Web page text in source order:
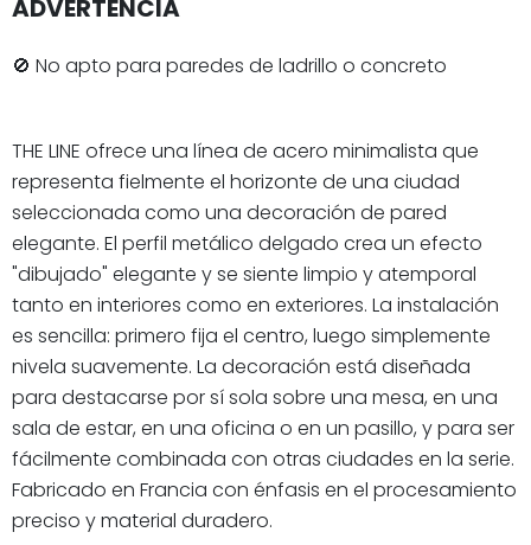
ADVERTENCIA
🚫 No apto para paredes de ladrillo o concreto
THE LINE ofrece una línea de acero minimalista que
representa fielmente el horizonte de una ciudad
seleccionada como una decoración de pared
elegante. El perfil metálico delgado crea un efecto
"dibujado" elegante y se siente limpio y atemporal
tanto en interiores como en exteriores. La instalación
es sencilla: primero fija el centro, luego simplemente
nivela suavemente. La decoración está diseñada
para destacarse por sí sola sobre una mesa, en una
sala de estar, en una oficina o en un pasillo, y para ser
fácilmente combinada con otras ciudades en la serie.
Fabricado en Francia con énfasis en el procesamiento
preciso y material duradero.